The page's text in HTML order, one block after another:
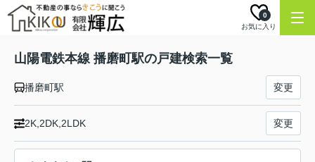
お気に入り
0
山陽電鉄本線 播磨町駅の戸建検索一覧
播磨町駅 変更
2K,2DK,2LDK 変更